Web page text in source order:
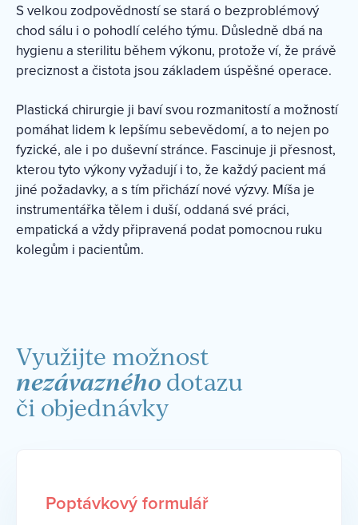
S velkou zodpovědností se stará o bezproblémový
chod sálu i o pohodlí celého týmu. Důsledně dbá na
hygienu a sterilitu během výkonu, protože ví, že právě
preciznost a čistota jsou základem úspěšné operace.
Plastická chirurgie ji baví svou rozmanitostí a možností
pomáhat lidem k lepšímu sebevědomí, a to nejen po
fyzické, ale i po duševní stránce. Fascinuje ji přesnost,
kterou tyto výkony vyžadují i to, že každý pacient má
jiné požadavky, a s tím přichází nové výzvy. Míša je
instrumentářka tělem i duší, oddaná své práci,
empatická a vždy připravená podat pomocnou ruku
kolegům i pacientům.
Využijte možnost
nezávazného dotazu
či objednávky
Poptávkový formulář